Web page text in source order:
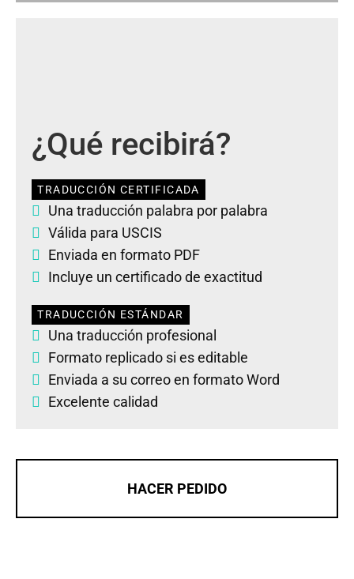
¿Qué recibirá?
TRADUCCIÓN CERTIFICADA
Una traducción palabra por palabra
Válida para USCIS
Enviada en formato PDF
Incluye un certificado de exactitud
TRADUCCIÓN ESTÁNDAR
Una traducción profesional
Formato replicado si es editable
Enviada a su correo en formato Word
Excelente calidad
HACER PEDIDO